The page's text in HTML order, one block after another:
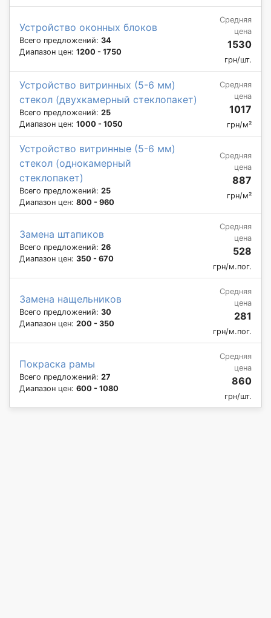
Устройство оконных блоков
Всего предложений: 34
Диапазон цен: 1200 - 1750
Средняя
цена
1530
грн/шт.
Устройство витринных (5-6 мм)
стекол (двухкамерный стеклопакет)
Всего предложений: 25
Диапазон цен: 1000 - 1050
Средняя
цена
1017
грн/м²
Устройство витринные (5-6 мм)
стекол (однокамерный
стеклопакет)
Всего предложений: 25
Диапазон цен: 800 - 960
Средняя
цена
887
грн/м²
Замена штапиков
Всего предложений: 26
Диапазон цен: 350 - 670
Средняя
цена
528
грн/м.пог.
Замена нащельников
Всего предложений: 30
Диапазон цен: 200 - 350
Средняя
цена
281
грн/м.пог.
Покраска рамы
Всего предложений: 27
Диапазон цен: 600 - 1080
Средняя
цена
860
грн/шт.